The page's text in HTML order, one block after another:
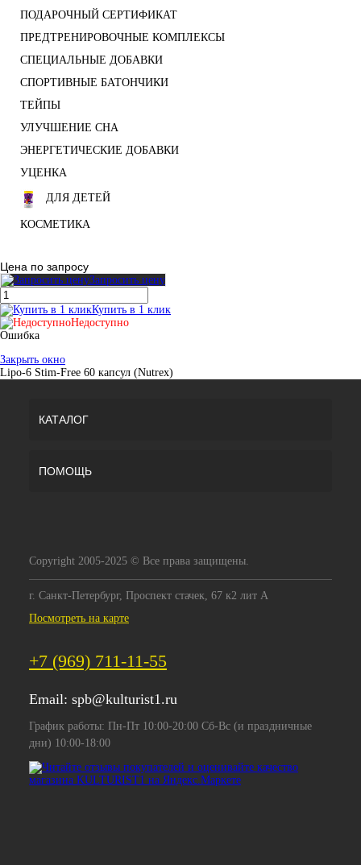
ПОДАРОЧНЫЙ СЕРТИФИКАТ
ПРЕДТРЕНИРОВОЧНЫЕ КОМПЛЕКСЫ
СПЕЦИАЛЬНЫЕ ДОБАВКИ
СПОРТИВНЫЕ БАТОНЧИКИ
ТЕЙПЫ
УЛУЧШЕНИЕ СНА
ЭНЕРГЕТИЧЕСКИЕ ДОБАВКИ
УЦЕНКА
ДЛЯ ДЕТЕЙ
КОСМЕТИКА
Цена по запросу
Запросить цену
Купить в 1 клик
Недоступно
Ошибка
Закрыть окно
Lipo-6 Stim-Free 60 капсул (Nutrex)
КАТАЛОГ
ПОМОЩЬ
Copyright 2005-2025 © Все права защищены.
г. Санкт-Петербург, Проспект стачек, 67 к2 лит А
Посмотреть на карте
+7 (969) 711-11-55
Email: spb@kulturist1.ru
График работы: Пн-Пт 10:00-20:00 Сб-Вс (и праздничные
дни) 10:00-18:00